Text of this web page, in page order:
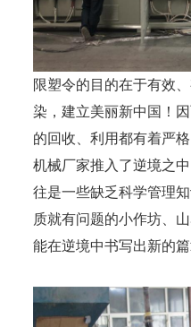
限塑令的目的在于有效
染，建立美丽新中国！
的回收、利用都有着严
机械厂家推入了逆境之
往是一些缺乏科学管理
质就有问题的小作坊、
能在逆境中书写出新的篇